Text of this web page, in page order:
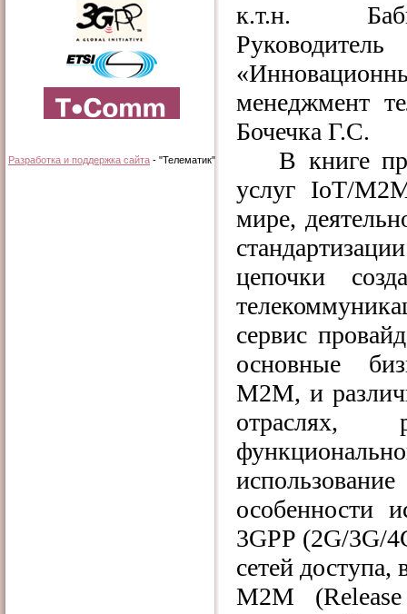
Разработка и поддержка сайта - "Телематик"
к.т.н.
менеджмент
Бочечка Г.С.
В книге
услуг IoT/
мире,
цепочки
сервис
основные
М2М, и
отраслях,
особенности
3GPP (2G/3G/
сетей доступа,
М2М (Release